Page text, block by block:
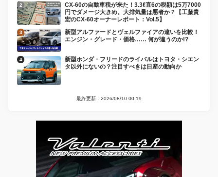
CX-60の自動車税が来た！3.3ℓ直6の税額は5万7000
円でダメージ大きめ。大排気量は悪者か？【工藤貴
宏のCX-60オーナーレポート：Vol.5】
新型アルファードとヴェルファイアの違いを比較！
エンジン・グレード・価格…… 何が違うのか!?
新型ホンダ・フリードのライバルはトヨタ・シエン
タ以外にないの？注目すべきは日産の動向か
最終更新：2026/08/10 00:19